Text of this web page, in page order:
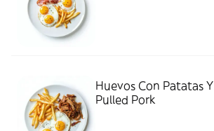
Huevos Con Patatas Y
Pulled Pork